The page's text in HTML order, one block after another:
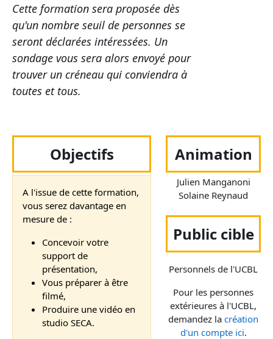
Cette formation sera proposée dès
qu'un nombre seuil de personnes se
seront déclarées intéressées. Un
sondage vous sera alors envoyé pour
trouver un créneau qui conviendra à
toutes et tous.
Objectifs
A l'issue de cette formation,
vous serez davantage en
mesure de :
Concevoir votre
support de
présentation,
Vous préparer à être
filmé,
Produire une vidéo en
studio SECA.
Animation
Julien Manganoni
Solaine Reynaud
Public cible
Personnels de l'UCBL
Pour les personnes
extérieures à l'UCBL,
demandez la création
d'un compte ici.